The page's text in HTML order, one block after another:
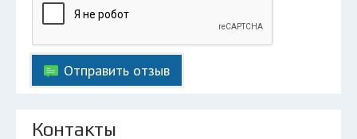
Отправить отзыв
Контакты